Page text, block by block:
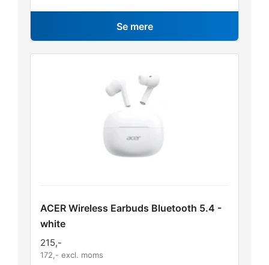
Se mere
ACER Wireless Earbuds Bluetooth 5.4 -
white
215,-
172 ,- excl. moms